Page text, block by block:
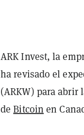
ARK Invest, la
ha revisado el
(ARKW) para
deBitcoin en